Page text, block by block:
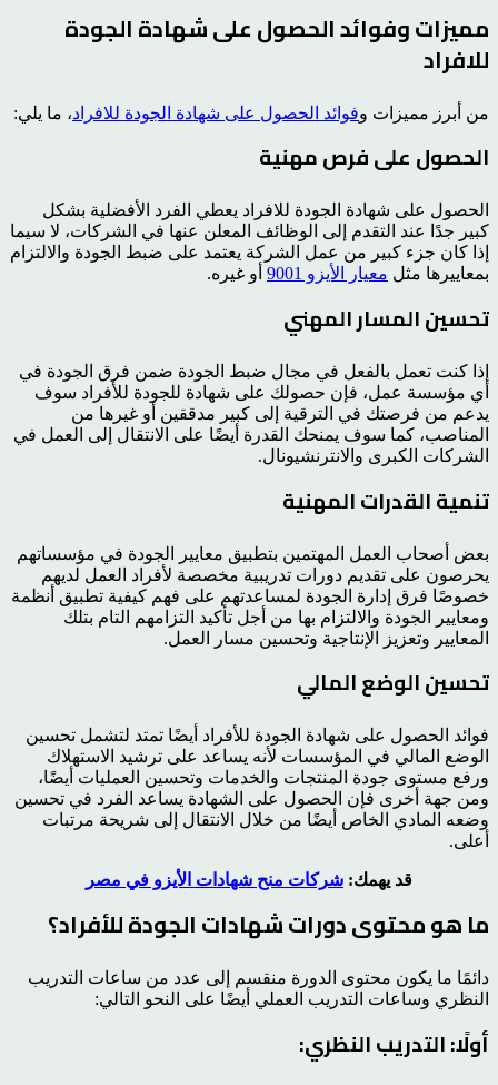
مميزات وفوائد الحصول على شهادة الجودة
للافراد
من أبرز مميزات وفوائد الحصول على شهادة الجودة للافراد، ما يلي:
الحصول على فرص مهنية
الحصول على شهادة الجودة للافراد يعطي الفرد الأفضلية بشكل
كبير جدًا عند التقدم إلى الوظائف المعلن عنها في الشركات، لا سيما
إذا كان جزء كبير من عمل الشركة يعتمد على ضبط الجودة والالتزام
بمعاييرها مثل معيار الأيزو 9001 أو غيره.
تحسين المسار المهني
إذا كنت تعمل بالفعل في مجال ضبط الجودة ضمن فرق الجودة في
أي مؤسسة عمل، فإن حصولك على شهادة للجودة للأفراد سوف
يدعم من فرصتك في الترقية إلى كبير مدققين أو غيرها من
المناصب، كما سوف يمنحك القدرة أيضًا على الانتقال إلى العمل في
الشركات الكبرى والانترنشيونال.
تنمية القدرات المهنية
بعض أصحاب العمل المهتمين بتطبيق معايير الجودة في مؤسساتهم
يحرصون على تقديم دورات تدريبية مخصصة لأفراد العمل لديهم
خصوصًا فرق إدارة الجودة لمساعدتهم على فهم كيفية تطبيق أنظمة
ومعايير الجودة والالتزام بها من أجل تأكيد التزامهم التام بتلك
المعايير وتعزيز الإنتاجية وتحسين مسار العمل.
تحسين الوضع المالي
فوائد الحصول على شهادة الجودة للأفراد أيضًا تمتد لتشمل تحسين
الوضع المالي في المؤسسات لأنه يساعد على ترشيد الاستهلاك
ورفع مستوى جودة المنتجات والخدمات وتحسين العمليات أيضًا،
ومن جهة أخرى فإن الحصول على الشهادة يساعد الفرد في تحسين
وضعه المادي الخاص أيضًا من خلال الانتقال إلى شريحة مرتبات
أعلى.
قد يهمك: شركات منح شهادات الأيزو في مصر
ما هو محتوى دورات شهادات الجودة للأفراد؟
دائمًا ما يكون محتوى الدورة منقسم إلى عدد من ساعات التدريب
النظري وساعات التدريب العملي أيضًا على النحو التالي:
أولًا: التدريب النظري: